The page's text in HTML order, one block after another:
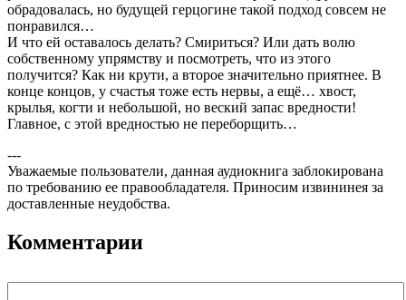
обрадовалась, но будущей герцогине такой подход совсем не
понравился…
И что ей оставалось делать? Смириться? Или дать волю
собственному упрямству и посмотреть, что из этого
получится? Как ни крути, а второе значительно приятнее. В
конце концов, у счастья тоже есть нервы, а ещё… хвост,
крылья, когти и небольшой, но веский запас вредности!
Главное, с этой вредностью не переборщить…
---
Уважаемые пользователи, данная аудиокнига заблокирована
по требованию ее правообладателя. Приносим извининея за
доставленные неудобства.
Комментарии